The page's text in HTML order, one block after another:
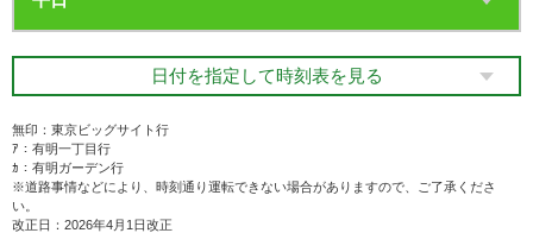
日付を指定して時刻表を見る
無印：東京ビッグサイト行
ｱ：有明一丁目行
ｶ：有明ガーデン行
※道路事情などにより、時刻通り運転できない場合がありますので、ご了承くださ
い。
改正日：2026年4月1日改正